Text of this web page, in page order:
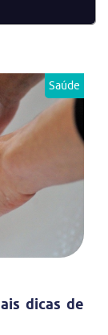
Saúde
dicas de